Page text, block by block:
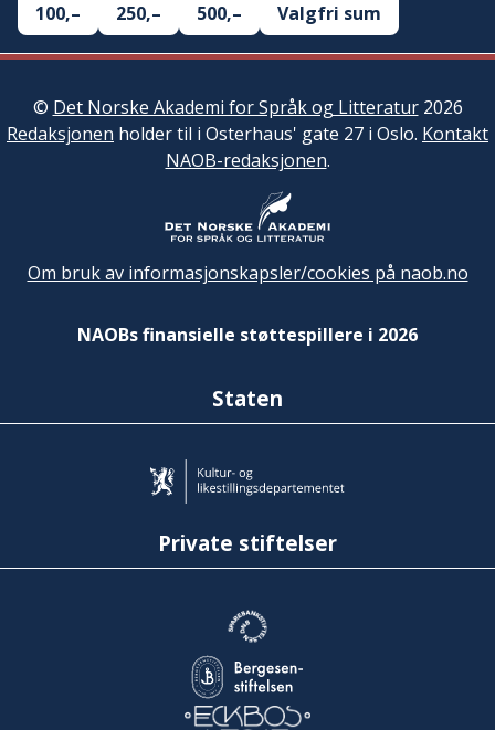
100,–
250,– 500,– Valgfri sum
© Det Norske Akademi for Språk og Litteratur2026
Redaksjonen holder til i Osterhaus' gate 27 i Oslo. Kontakt
NAOB-redaksjonen.
Om bruk av informasjonskapsler/cookies på naob.no
NAOBs finansielle støttespillere i 2026
Staten
Private stiftelser